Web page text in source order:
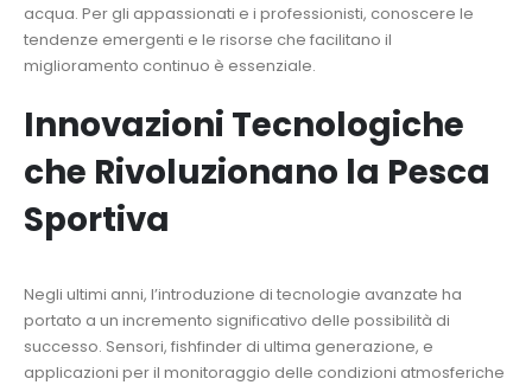
acqua. Per gli appassionati e i professionisti, conoscere le
tendenze emergenti e le risorse che facilitano il
miglioramento continuo è essenziale.
Innovazioni Tecnologiche
che Rivoluzionano la Pesca
Sportiva
Negli ultimi anni, l’introduzione di tecnologie avanzate ha
portato a un incremento significativo delle possibilità di
successo. Sensori, fishfinder di ultima generazione, e
applicazioni per il monitoraggio delle condizioni atmosferiche